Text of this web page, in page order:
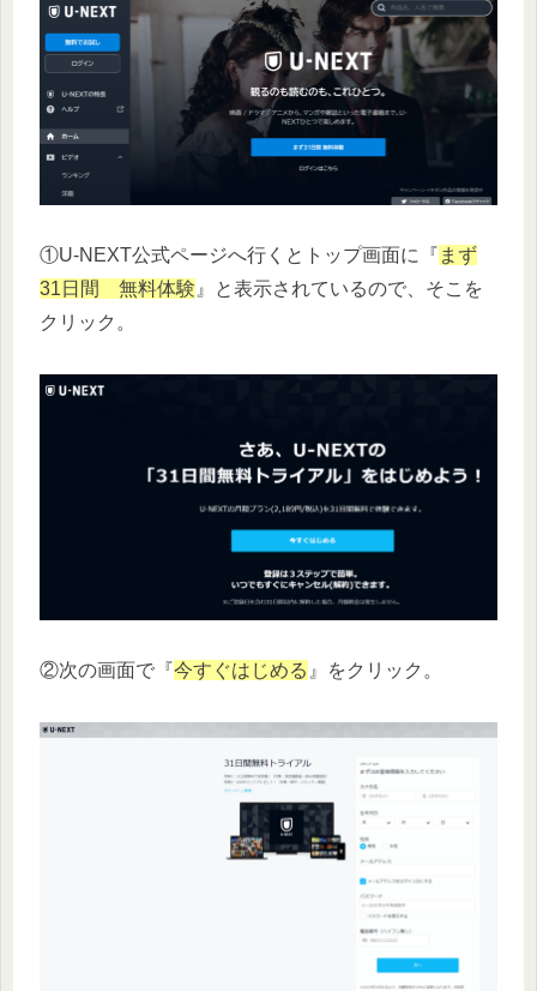
①U-NEXT公式ページへ行くとトップ画面に『 まず
31日間 無料体験 』と表示されているので、そこを
クリック。
②次の画面で『今すぐはじめる 』をクリック。